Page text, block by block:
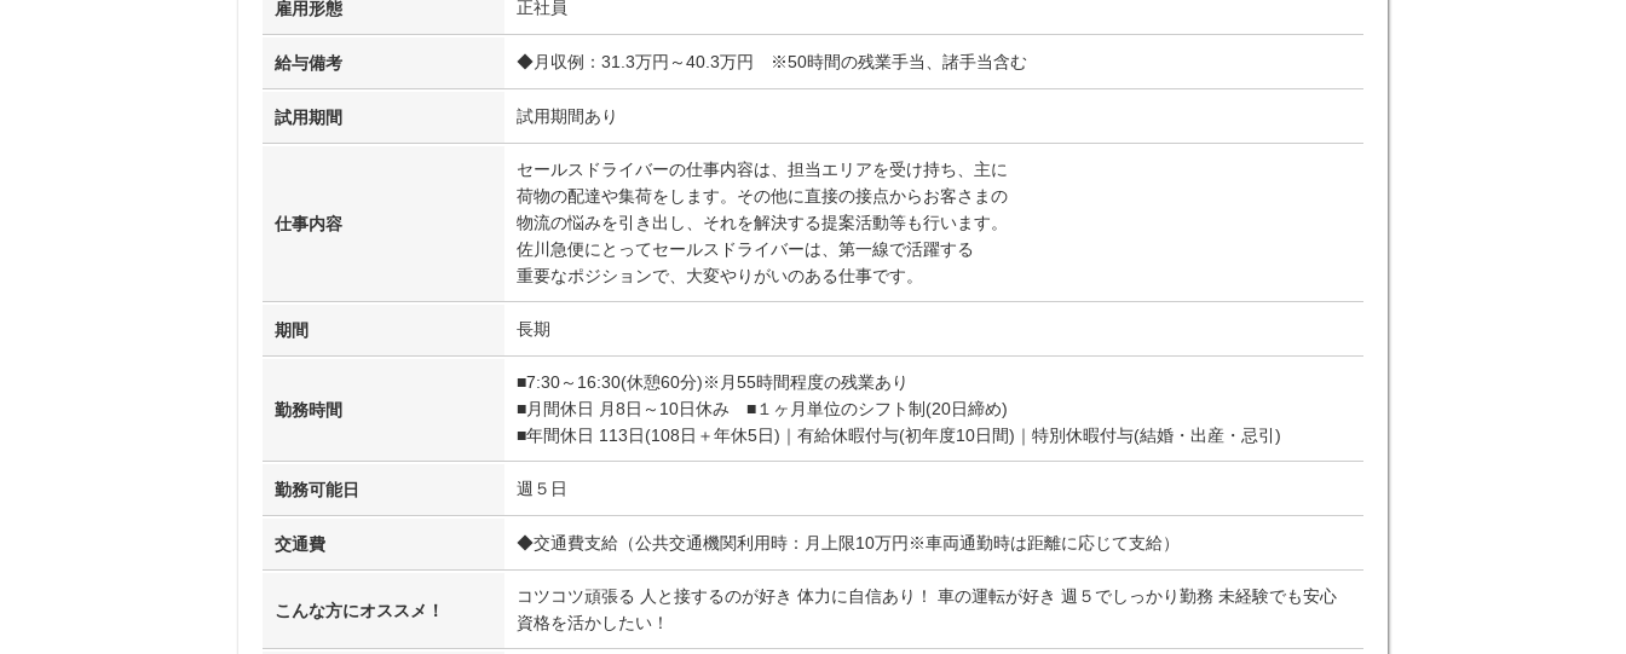
雇用形態 正社員
給与備考 ◆月収例：31.3万円～40.3万円 ※50時間の残業手当、諸手当含む
試用期間 試用期間あり
仕事内容
セールスドライバーの仕事内容は、担当エリアを受け持ち、主に
荷物の配達や集荷をします。その他に直接の接点からお客さまの
物流の悩みを引き出し、それを解決する提案活動等も行います。
佐川急便にとってセールスドライバーは、第一線で活躍する
重要なポジションで、大変やりがいのある仕事です。
期間 長期
勤務時間
■7:30～16:30(休憩60分)※月55時間程度の残業あり
■月間休日 月8日～10日休み ■１ヶ月単位のシフト制(20日締め)
■年間休日 113日(108日＋年休5日)｜有給休暇付与(初年度10日間)｜特別休暇付与(結婚・出産・忌引)
勤務可能日 週５日
交通費 ◆交通費支給（公共交通機関利用時：月上限10万円※車両通勤時は距離に応じて支給）
こんな方にオススメ！
コツコツ頑張る 人と接するのが好き 体力に自信あり！ 車の運転が好き 週５でしっかり勤務 未経験でも安心
資格を活かしたい！